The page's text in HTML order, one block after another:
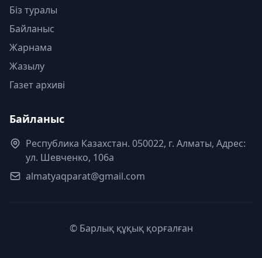
Біз туралы
Байланыс
Жарнама
Жазылу
Газет архиві
Байланыс
Республика Казахстан. 050022, г. Алматы, Адрес:
ул. Шевченко, 106а
almatyaqparat@gmail.com
© Барлық құқық қорғалған